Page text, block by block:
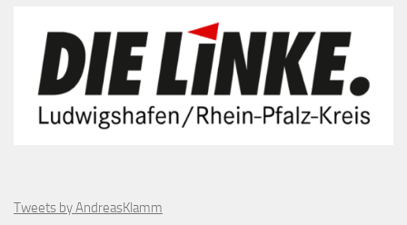
Tweets by AndreasKlamm